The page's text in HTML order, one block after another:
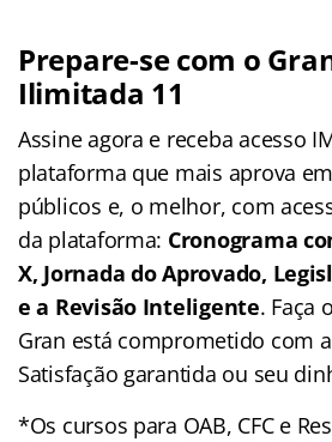
Prepare-se com o
Ilimitada 11
Assine agora e receba acesso
plataforma que mais aprova
públicos e, o melhor, com
da plataforma: Cronograma
X, Jornada do Aprovado,
e a Revisão Inteligente. Faça
Gran está comprometido com
Satisfação garantida ou seu
*Os cursos para OAB, CFC e